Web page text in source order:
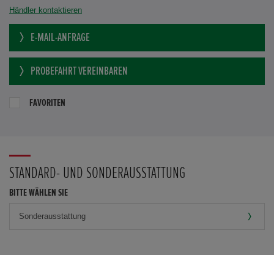
Händler kontaktieren
E-MAIL-ANFRAGE
PROBEFAHRT VEREINBAREN
FAVORITEN
STANDARD- UND SONDERAUSSTATTUNG
BITTE WÄHLEN SIE